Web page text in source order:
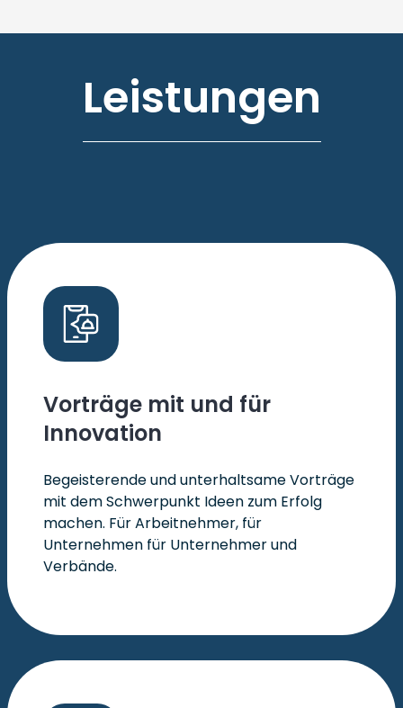
Leistungen
Vorträge mit und für
Innovation
Begeisterende und unterhaltsame Vorträge
mit dem Schwerpunkt Ideen zum Erfolg
machen. Für Arbeitnehmer, für
Unternehmen für Unternehmer und
Verbände.